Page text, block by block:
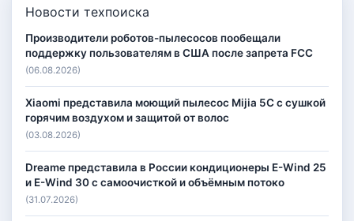
Новости техпоиска
Производители роботов-пылесосов пообещали
поддержку пользователям в США после запрета FCC
(06.08.2026)
Xiaomi представила моющий пылесос Mijia 5C с сушкой
горячим воздухом и защитой от волос
(03.08.2026)
Dreame представила в России кондиционеры E-Wind 25
и E-Wind 30 с самоочисткой и объёмным потоко
(31.07.2026)